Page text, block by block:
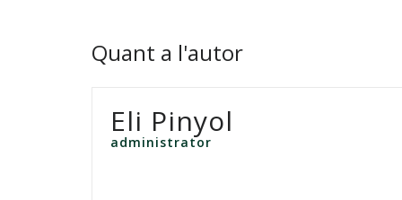
Quant a l'autor
Eli Pinyol
administrator